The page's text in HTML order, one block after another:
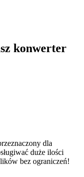
konwerter
dla
duże ilości
bez ograniczeń!